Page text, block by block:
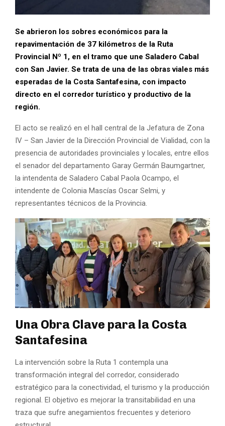
Se abrieron los sobres económicos para la
repavimentación de 37 kilómetros de la Ruta
Provincial Nº 1 , en el tramo que une Saladero Cabal
con San Javier. Se trata de una de las obras viales más
esperadas de la Costa Santafesina, con impacto
directo en el corredor turístico y productivo de la
región.
El acto se realizó en el hall central de la Jefatura de Zona
IV – San Javier de la Dirección Provincial de Vialidad, con la
presencia de autoridades provinciales y locales, entre ellos
el senador del departamento Garay Germán Baumgartner,
la intendenta de Saladero Cabal Paola Ocampo, el
intendente de Colonia Mascías Oscar Selmi, y
representantes técnicos de la Provincia.
Una Obra Clave para la Costa
Santafesina
La intervención sobre la Ruta 1 contempla una
transformación integral del corredor, considerado
estratégico para la conectividad, el turismo y la producción
regional. El objetivo es mejorar la transitabilidad en una
traza que sufre anegamientos frecuentes y deterioro